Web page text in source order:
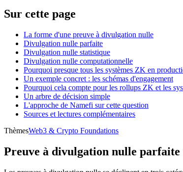
Sur cette page
La forme d'une preuve à divulgation nulle
Divulgation nulle parfaite
Divulgation nulle statistique
Divulgation nulle computationnelle
Pourquoi presque tous les systèmes ZK en
Un exemple concret : les schémas d'engagement
Pourquoi cela compte pour les rollups ZK et les
Un arbre de décision simple
L'approche de Namefi sur cette question
Sources et lectures complémentaires
ThèmesWeb3 & Crypto Foundations
Preuve à divulgation nulle